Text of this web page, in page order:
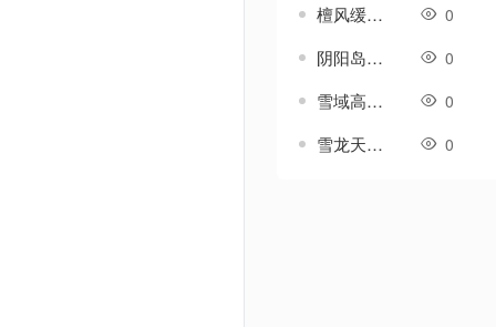
檀风缓畴代号-传奇地图素材 0
阴阳岛-传奇地图素材 0
雪域高原-传奇地图素材 0
雪龙天梯-传奇地图素材 0